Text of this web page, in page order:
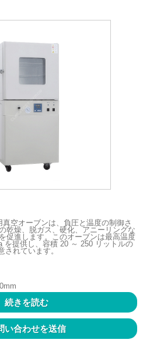
空オーブンは、負圧と温度の制御さ
乾燥、脱ガス、硬化、アニーリングな
促進します。このオーブンは最高温度
を提供し、容積 20 ～ 250 リットルの
されています。
続きを読む
い合わせを送信